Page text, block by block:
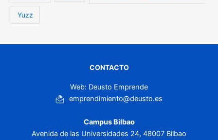
Yuzz
CONTACTO
Web: Deusto Emprende
emprendimiento@deusto.es
Campus Bilbao
Avenida de las Universidades 24, 48007 Bilbao